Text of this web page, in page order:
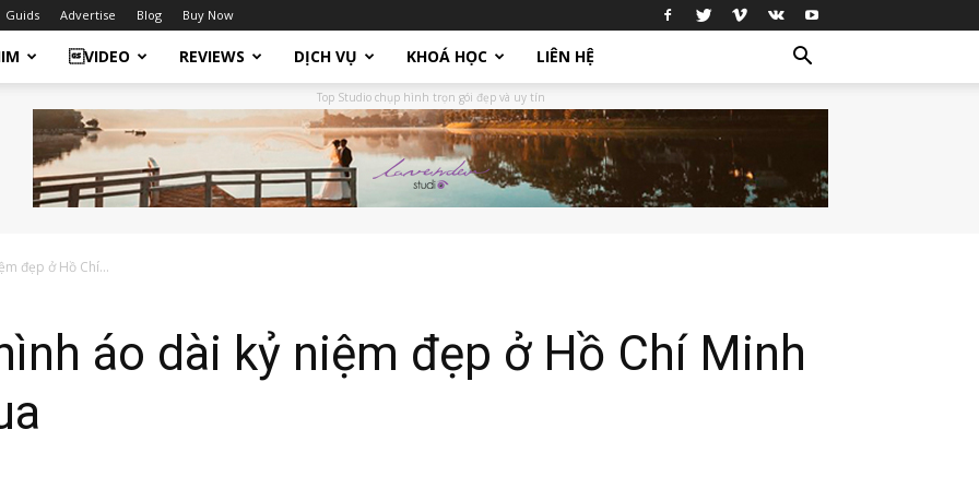
Guids Advertise Blog Buy Now
VIDEO REVIEWS DỊCH VỤ KHOÁ HỌC LIÊN HỆ
Top Studio chụp hình trọn gói đẹp và uy tín
đẹp ở Hồ Chí...
áo dài kỷ niệm đẹp ở Hồ Chí Minh